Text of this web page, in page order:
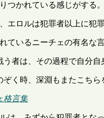
つかれている感じがする。
エロルは犯罪者以上に犯罪
ているニーチェの有名な
う者は、その過程で自分自
ぞく時、深淵もまたこちら
格言集